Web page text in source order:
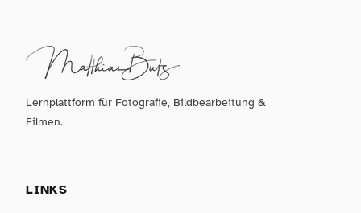
Lernplattform für Fotografie, Bildbearbeitung &
Filmen.
LINKS